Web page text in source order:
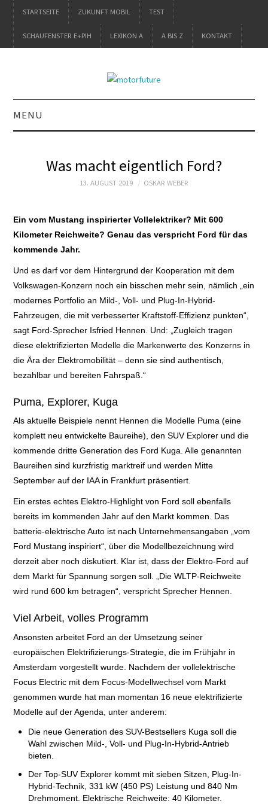
STARTSEITE ZUKUNFT MOBIL TEST
SCHAUFENSTER E+PIH LEXIKON A A BIS Z KONTAKT
MENU
ZUKUNFT MOBIL
SCHAUFENSTER
E+PIH
LEXIKON A
A BIS Z
KONTAKT
Was macht eigentlich Ford?
13. AUGUST 2019 OSKAR WEBER
Ein vom Mustang inspirierter Vollelektriker? Mit 600
Kilometer Reichweite? Genau das verspricht Ford für das
kommende Jahr.
Und es darf vor dem Hintergrund der Kooperation mit dem
Volkswagen-Konzern noch ein bisschen mehr sein, nämlich „ein
modernes Portfolio an Mild-, Voll- und Plug-In-Hybrid-
Fahrzeugen, die mit verbesserter Kraftstoff-Effizienz punkten“,
sagt Ford-Sprecher Isfried Hennen. Und: „Zugleich tragen
diese elektrifizierten Modelle die Markenwerte des Konzerns in
die Ära der Elektromobilität – denn sie sind authentisch,
bezahlbar und bereiten Fahrspaß.“
Puma, Explorer, Kuga
Als aktuelle Beispiele nennt Hennen die Modelle Puma (eine
komplett neu entwickelte Baureihe), den SUV Explorer und die
kommende dritte Generation des Ford Kuga. Alle genannten
Baureihen sind kurzfristig marktreif und werden Mitte
September auf der IAA in Frankfurt präsentiert.
Ein erstes echtes Elektro-Highlight von Ford soll ebenfalls
bereits im kommenden Jahr auf den Markt kommen. Das
batterie-elektrische Auto ist nach Unternehmensangaben „vom
Ford Mustang inspiriert“, über die Modellbezeichnung wird
derzeit aber noch diskutiert. Klar ist, dass der Elektro-Ford auf
dem Markt für Spannung sorgen soll. „Die WLTP-Reichweite
wird rund 600 km betragen“, verspricht Sprecher Hennen.
Viel Arbeit, volles Programm
Ansonsten arbeitet Ford an der Umsetzung seiner
europäischen Elektrifizierungs-Strategie, die im Frühjahr in
Amsterdam vorgestellt wurde. Nachdem der vollelektrische
Focus Electric mit dem Focus-Modellwechsel vom Markt
genommen wurde hat man momentan 16 neue elektrifizierte
Modelle auf der Agenda, unter anderem:
Die neue Generation des SUV-Bestsellers Kuga soll die
Wahl zwischen Mild-, Voll- und Plug-In-Hybrid-Antrieb
bieten.
Der Top-SUV Explorer kommt mit sieben Sitzen, Plug-In-
Hybrid-Technik, 331 kW (450 PS) Leistung und 840 Nm
Drehmoment. Elektrische Reichweite: 40 Kilometer.